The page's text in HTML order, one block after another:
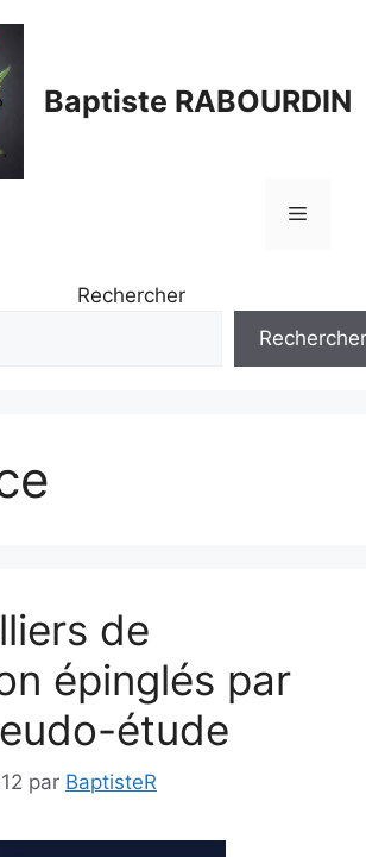
Baptiste RABOURDIN
Menu
Rechercher
Rechercher
de
épinglés par
étude
par BaptisteR